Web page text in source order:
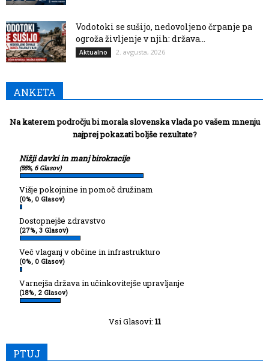
Vodotoki se sušijo, nedovoljeno črpanje pa
ogroža življenje v njih: država...
Aktualno 2. avgusta, 2026
ANKETA
Na katerem področju bi morala slovenska vlada po vašem mnenju
najprej pokazati boljše rezultate?
Nižji davki in manj birokracije
(55%, 6 Glasov)
Višje pokojnine in pomoč družinam
(0%, 0 Glasov)
Dostopnejše zdravstvo
(27%, 3 Glasov)
Več vlaganj v občine in infrastrukturo
(0%, 0 Glasov)
Varnejša država in učinkovitejše upravljanje
(18%, 2 Glasov)
Vsi Glasovi: 11
PTUJ